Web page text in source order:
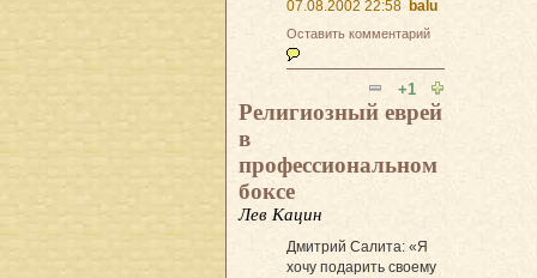
07.08.2002 22:58 balu
Оставить комментарий
+1
Религиозный еврей
в
профессиональном
боксе
Лев Кацин
Дмитрий Салита: «Я
хочу подарить своему